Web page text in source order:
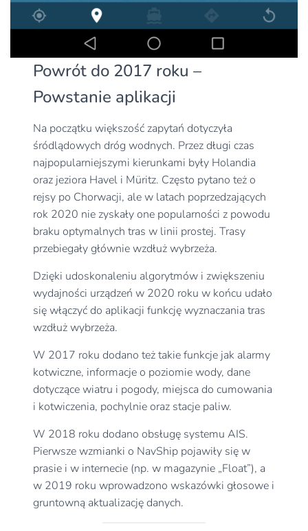
Powrót do 2017 roku –
Powstanie aplikacji
Na początku większość zapytań dotyczyła
śródlądowych dróg wodnych. Przez długi czas
najpopularniejszymi kierunkami były Holandia
oraz jeziora Havel i Müritz. Często pytano też o
rejsy po Chorwacji, ale w latach poprzedzających
rok 2020 nie zyskały one popularności z powodu
braku optymalnych tras w linii prostej. Trasy
przebiegały głównie wzdłuż wybrzeża.
Dzięki udoskonaleniu algorytmów i zwiększeniu
wydajności urządzeń w 2020 roku w końcu udało
się włączyć do aplikacji funkcję wyznaczania tras
wzdłuż wybrzeża.
W 2017 roku dodano też takie funkcje jak alarmy
kotwiczne, informacje o poziomie wody, dane
dotyczące wiatru i pogody, miejsca do cumowania
i kotwiczenia, pochylnie oraz stacje paliw.
W 2018 roku dodano obsługę systemu AIS.
Pierwsze wzmianki o NavShip pojawiły się w
prasie i w internecie (np. w magazynie „Float”), a
w 2019 roku wprowadzono wskazówki głosowe i
gruntowną aktualizację danych.